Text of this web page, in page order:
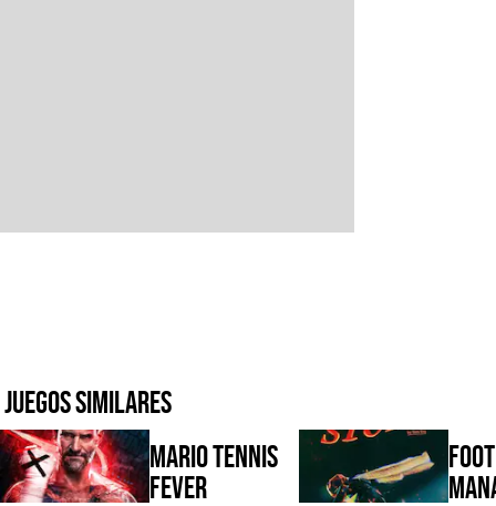
Juegos similares
Mario Tennis
Fever